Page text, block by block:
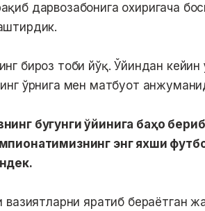
дарвозабонига охиригача
бироз тоби йўқ. Ўйиндан
ўрнига мен матбуот
бугунги ўйинига баҳо
энг яхши
вазиятларни яратиб бераётган